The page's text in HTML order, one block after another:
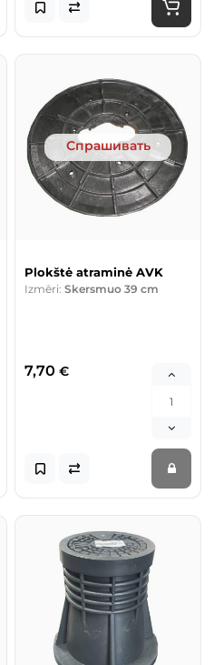
Спрашивать
Plokštė atraminė AVK
Izmēri: Skersmuo 39 cm
7,70 €